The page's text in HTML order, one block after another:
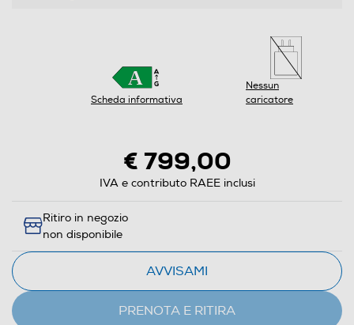
Scheda informativa
Nessun
caricatore
€ 799,00
IVA e contributo RAEE inclusi
Ritiro in negozio
non disponibile
AVVISAMI
PRENOTA E RITIRA